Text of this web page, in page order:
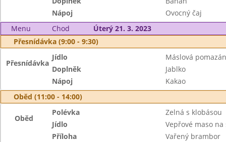
Nápoj
Ovocný čaj
Menu
Chod
Úterý 21. 3. 2023
Přesnídávka (9:00 - 9:30)
Přesnídávka
Jídlo
Máslová
Doplněk
Jablko
Nápoj
Kakao
Oběd (11:00 - 14:00)
Oběd
Polévka
Zelná s klobásou
Jídlo
Vepřové maso
Příloha
Vařený brambor